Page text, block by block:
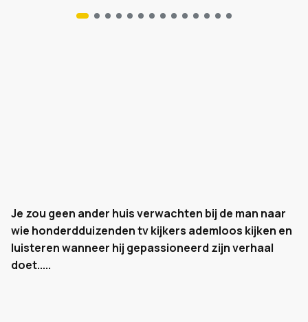
Je zou geen ander huis verwachten bij de man naar
wie honderdduizenden tv kijkers ademloos kijken en
luisteren wanneer hij gepassioneerd zijn verhaal
doet.....